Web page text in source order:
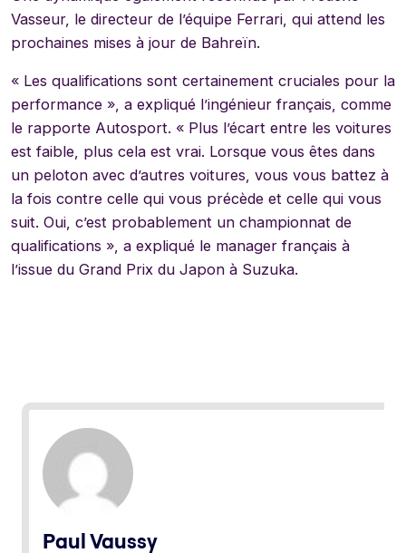
Vasseur, le directeur de l’équipe Ferrari, qui attend les
prochaines mises à jour de Bahreïn.
« Les qualifications sont certainement cruciales pour la
performance », a expliqué l’ingénieur français, comme
le rapporte Autosport. « Plus l’écart entre les voitures
est faible, plus cela est vrai. Lorsque vous êtes dans
un peloton avec d’autres voitures, vous vous battez à
la fois contre celle qui vous précède et celle qui vous
suit. Oui, c’est probablement un championnat de
qualifications », a expliqué le manager français à
l’issue du Grand Prix du Japon à Suzuka.
Paul Vaussy